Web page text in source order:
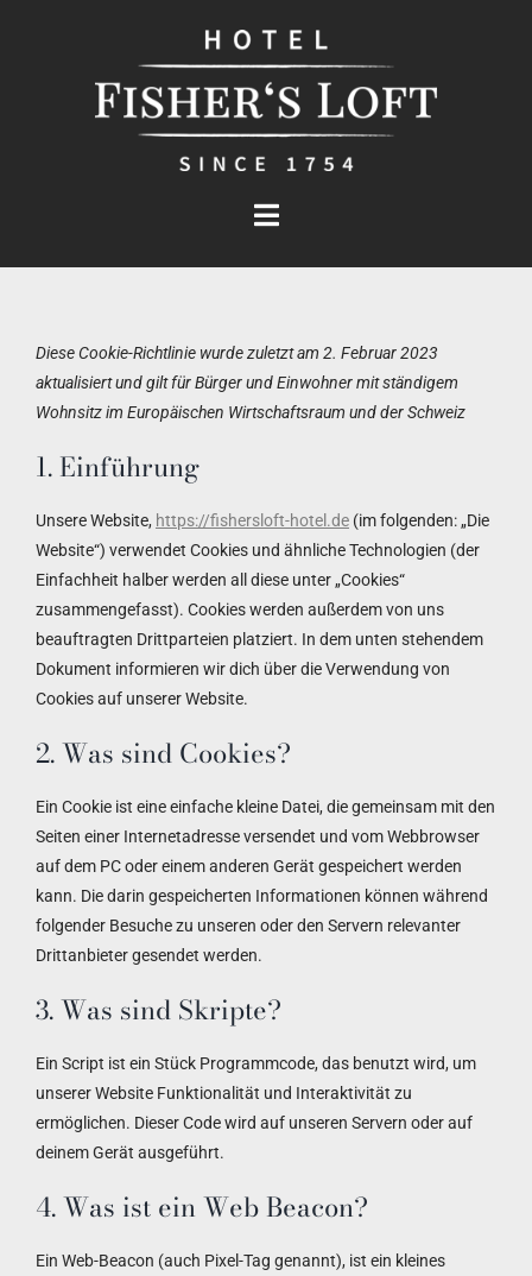
Toggle
Navigation
Zimmer
Service
Buchung
Kontakt
Diese Cookie-Richtlinie wurde zuletzt am 2. Februar 2023
aktualisiert und gilt für Bürger und Einwohner mit ständigem
Wohnsitz im Europäischen Wirtschaftsraum und der Schweiz
1. Einführung
Unsere Website, https://fishersloft-hotel.de (im folgenden: „Die
Website“) verwendet Cookies und ähnliche Technologien (der
Einfachheit halber werden all diese unter „Cookies“
zusammengefasst). Cookies werden außerdem von uns
beauftragten Drittparteien platziert. In dem unten stehendem
Dokument informieren wir dich über die Verwendung von
Cookies auf unserer Website.
2. Was sind Cookies?
Ein Cookie ist eine einfache kleine Datei, die gemeinsam mit den
Seiten einer Internetadresse versendet und vom Webbrowser
auf dem PC oder einem anderen Gerät gespeichert werden
kann. Die darin gespeicherten Informationen können während
folgender Besuche zu unseren oder den Servern relevanter
Drittanbieter gesendet werden.
3. Was sind Skripte?
Ein Script ist ein Stück Programmcode, das benutzt wird, um
unserer Website Funktionalität und Interaktivität zu
ermöglichen. Dieser Code wird auf unseren Servern oder auf
deinem Gerät ausgeführt.
4. Was ist ein Web Beacon?
Ein Web-Beacon (auch Pixel-Tag genannt), ist ein kleines